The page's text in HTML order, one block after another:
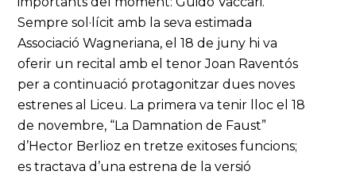
Sempre sol·lícit amb la seva estimada
Associació Wagneriana, el 18 de juny hi va
oferir un recital amb el tenor Joan Raventós
per a continuació protagonitzar dues noves
estrenes al Liceu. La primera va tenir lloc el 18
de novembre, “La Damnation de Faust”
d’Hector Berlioz en tretze exitoses funcions;
es tractava d’una estrena de la versió